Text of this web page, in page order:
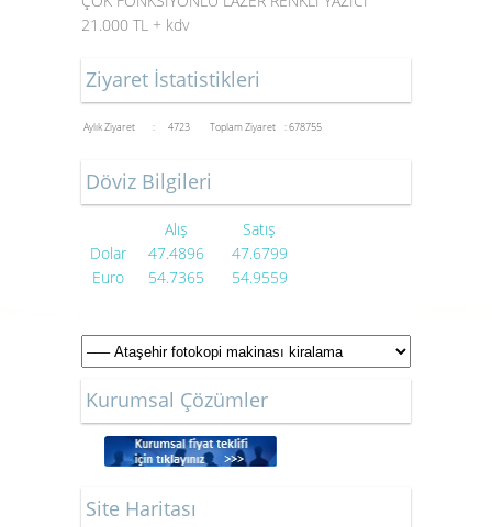
21.000 TL + kdv
Ziyaret İstatistikleri
Aylık Ziyaret : 4723 Toplam Ziyaret : 678755
Döviz Bilgileri
Alış
Satış
Dolar
47.4896
47.6799
Euro
54.7365 54.9559
Kurumsal Çözümler
Site Haritası